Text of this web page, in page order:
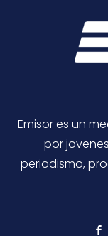
Emisor es un
por
periodismo,